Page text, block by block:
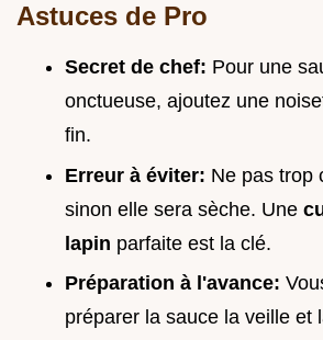
Astuces de Pro
Secret de chef: Pour une
onctueuse, ajoutez une
fin.
Erreur à éviter: Ne pas trop
sinon elle sera sèche. Une
lapin parfaite est la clé.
Préparation à l'avance:
préparer la sauce la veille et